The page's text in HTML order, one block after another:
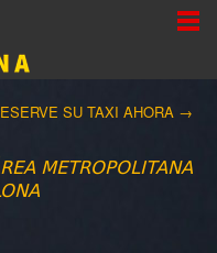
SU TAXI AHORA →
METROPOLITANA